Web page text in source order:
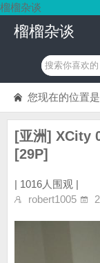
榴榴杂谈
榴榴杂谈
您现在的位置是
[亚洲] XCity
[29P]
| 1016人围观 |
robert1005